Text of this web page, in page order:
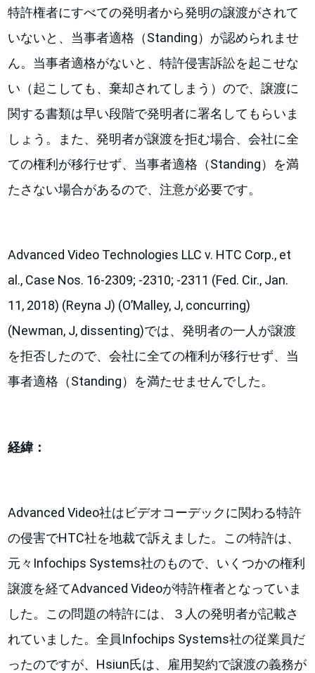
特許権者にすべての発明者から発明の譲渡がされて
いないと、当事者適格（Standing）が認められませ
ん。当事者適格がないと、特許侵害訴訟を起こせな
い（起こしても、棄却されてしまう）ので、譲渡に
関する書類は早い段階で発明者に署名してもらいま
しょう。また、発明者が譲渡を拒む場合、会社に全
ての権利が移行せず、当事者適格（Standing）を満
たさない場合があるので、注意が必要です。
Advanced Video Technologies LLC v. HTC Corp., et
al., Case Nos. 16-2309; -2310; -2311 (Fed. Cir., Jan.
11, 2018) (Reyna J) (O’Malley, J, concurring)
(Newman, J, dissenting)では、発明者の一人が譲渡
を拒否したので、会社に全ての権利が移行せず、当
事者適格（Standing）を満たせませんでした。
経緯：
Advanced Video社はビデオコーデックに関わる特許
の侵害でHTC社を地裁で訴えました。この特許は、
元々Infochips Systems社のもので、いくつかの権利
譲渡を経てAdvanced Videoが特許権者となっていま
した。この問題の特許には、３人の発明者が記載さ
れていました。全員Infochips Systems社の従業員だ
ったのですが、Hsiun氏は、雇用契約で譲渡の義務が